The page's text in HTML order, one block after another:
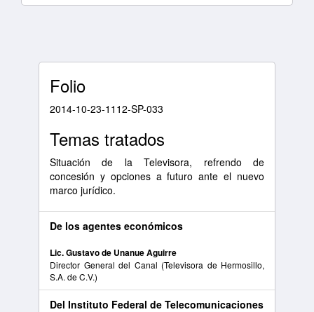
Folio
2014-10-23-1112-SP-033
Temas tratados
Situación de la Televisora, refrendo de
concesión y opciones a futuro ante el nuevo
marco jurídico.
De los agentes económicos
Lic. Gustavo de Unanue Aguirre
Director General del Canal (Televisora de Hermosillo,
S.A. de C.V.)
Del Instituto Federal de Telecomunicaciones